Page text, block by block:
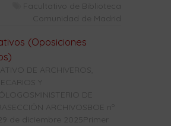
Facultativo de Biblioteca
Comunidad de Madrid
(Oposiciones
DE ARCHIVEROS,
Y
DE
ARCHIVOSBOE nº
de diciembre 2025Primer